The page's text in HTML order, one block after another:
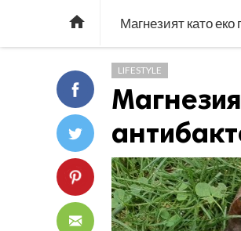
 Магнезият като
LIFESTYLE